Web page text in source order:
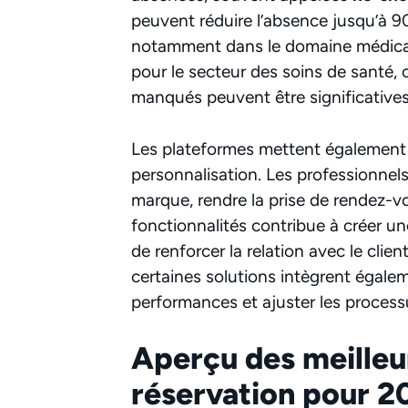
peuvent réduire l’absence jusqu’à
notamment dans le domaine
pour le secteur des soins de
manqués peuvent être
Les plateformes mettent
personnalisation. Les
marque, rendre la prise de rendez-
fonctionnalités contribue à créer
de renforcer la relation avec le
certaines solutions intègrent
performances et ajuster les
Aperçu des
réservation pour